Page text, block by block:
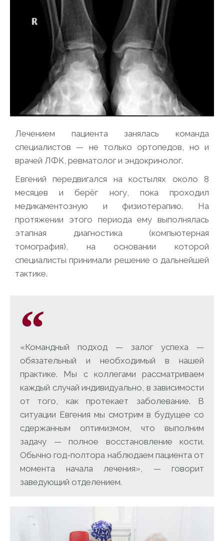
Лечением пациента занялась команда
специалистов — не только ортопедов, но и
врачей ЛФК, ревматолог и эндокринолог.
Евгений передвигался на костылях около 8
месяцев и берёг ногу, пока проходил
медикаментозную и физиотерапию. На
протяжении этого периода ему выполнялась
этапная диагностика (компьютерная
томография), на основании которой
специалисты принимали решение о дальнейшей
тактике.
«Командный подход — залог успеха —
обязательный и необходимый в нашей
практике. Мы с коллегами рассматриваем
каждый случай индивидуально, в зависимости
от того, как протекает заболевание. В
ситуации Евгения мы смотрим в будущее со
сдержанным оптимизмом, что выполним
задачу — полное восстановление кости.
Обычно год-полтора наблюдаем пациента от
момента начала лечения», — говорит
заведующий отделением.